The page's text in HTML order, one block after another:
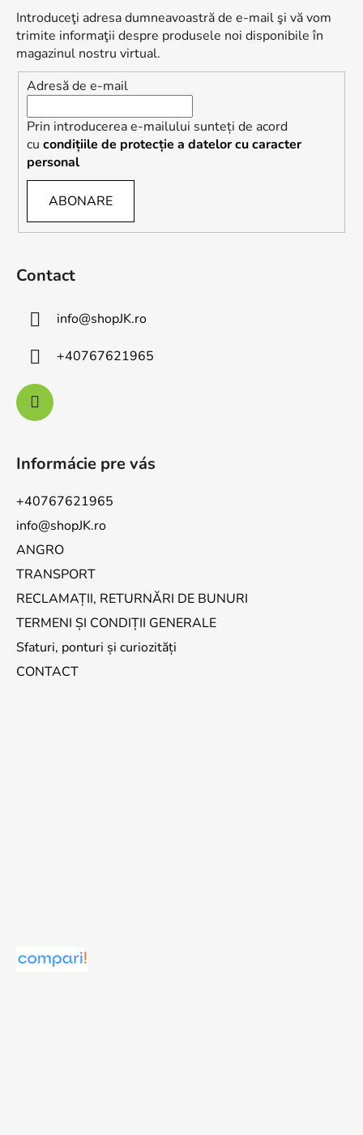
Introduceţi adresa dumneavoastră de e-mail şi vă vom
trimite informaţii despre produsele noi disponibile în
magazinul nostru virtual.
Adresă de e-mail
Prin introducerea e-mailului sunteți de acord
cu condițiile de protecție a datelor cu caracter
personal
ABONARE
Contact
info@shopJK.ro
+40767621965
Informácie pre vás
+40767621965
info@shopJK.ro
ANGRO
TRANSPORT
RECLAMAȚII, RETURNĂRI DE BUNURI
TERMENI ȘI CONDIȚII GENERALE
Sfaturi, ponturi și curiozități
CONTACT